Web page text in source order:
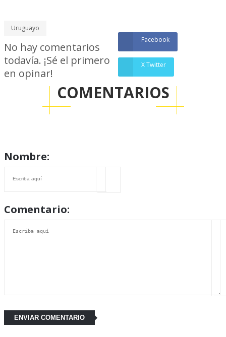
Uruguayo
Facebook
X Twitter
COMENTARIOS
Nombre:
Comentario:
No hay comentarios
todavía. ¡Sé el primero
en opinar!